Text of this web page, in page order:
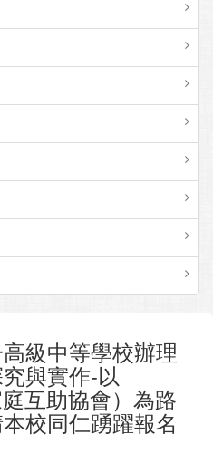
級中等學校辦理
究與實作-以
互助協會）為路
校同仁踴躍報名